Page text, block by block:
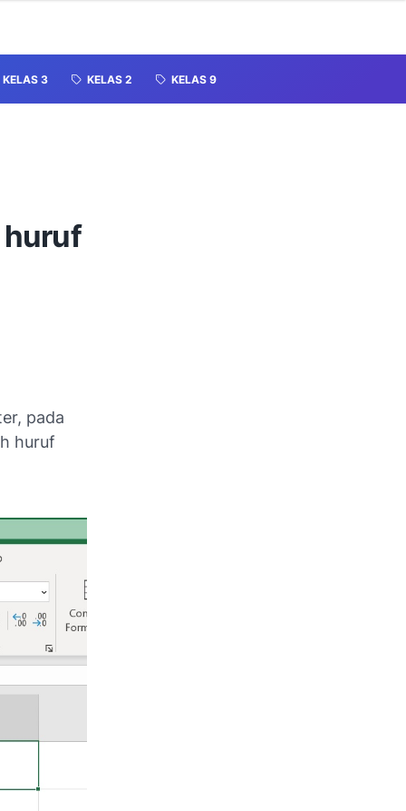
KELAS 3 KELAS 2 KELAS 9
huruf
pada
huruf